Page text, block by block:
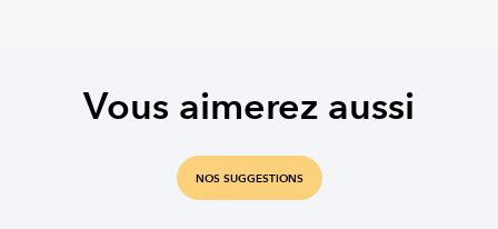
Vous aimerez aussi
NOS SUGGESTIONS